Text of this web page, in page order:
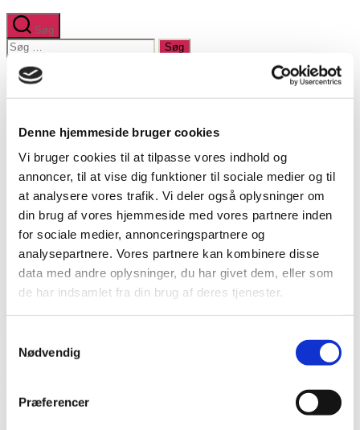
Denne hjemmeside bruger cookies
Vi bruger cookies til at tilpasse vores indhold og
annoncer, til at vise dig funktioner til sociale medier og til
at analysere vores trafik. Vi deler også oplysninger om
din brug af vores hjemmeside med vores partnere inden
for sociale medier, annonceringspartnere og
analysepartnere. Vores partnere kan kombinere disse
data med andre oplysninger, du har givet dem, eller som
de har indsamlet fra din brug af deres tjenester.
Nødvendig
Præferencer
Søg
Søg
efter:Luk
søgning
Luk Menu
Værktøjer og materialer
Tilmelding
Hvem er vi
Kategorier
Nyheder|oktober 30, 2018
#Metoo Momentum: Safe at home – safe
at work
Af FIU Ligestilling
I forbindelse med FN’s mærkedag om bekæmpelse af vold mod
kvinder den 25. november afholder FIU-ligestilling konferencen
bevægelsen har stadigvæk momentum, og derfor har vi i år valgt at
sætte fokus på seksuel chikane som psykisk vold.